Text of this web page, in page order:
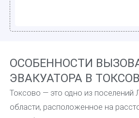
ОСОБЕННОСТИ
ЭВАКУАТОРА В
Токсово — это одно из поселений
области, расположенное на